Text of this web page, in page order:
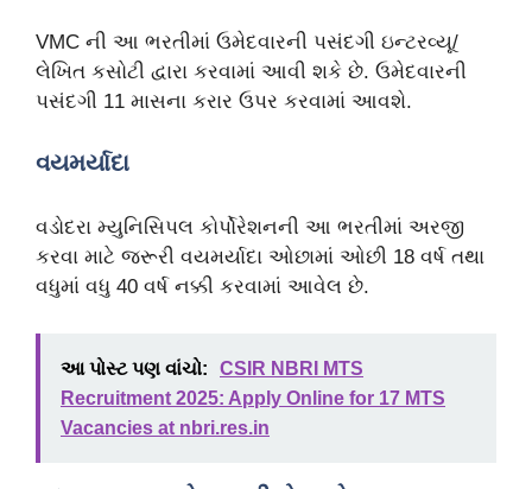
VMC ની આ ભરતીમાં ઉમેદવારની પસંદગી ઇન્ટરવ્યૂ/
લેખિત કસોટી દ્વારા કરવામાં આવી શકે છે. ઉમેદવારની
પસંદગી 11 માસના કરાર ઉપર કરવામાં આવશે.
વયમર્યાદા
વડોદરા મ્યુનિસિપલ કોર્પોરેશનની આ ભરતીમાં અરજી
કરવા માટે જરૂરી વયમર્યાદા ઓછામાં ઓછી 18 વર્ષ તથા
વધુમાં વધુ 40 વર્ષ નક્કી કરવામાં આવેલ છે.
આ પોસ્ટ પણ વાંચો:
CSIR NBRI MTS
Recruitment 2025: Apply Online for 17 MTS
Vacancies at nbri.res.in